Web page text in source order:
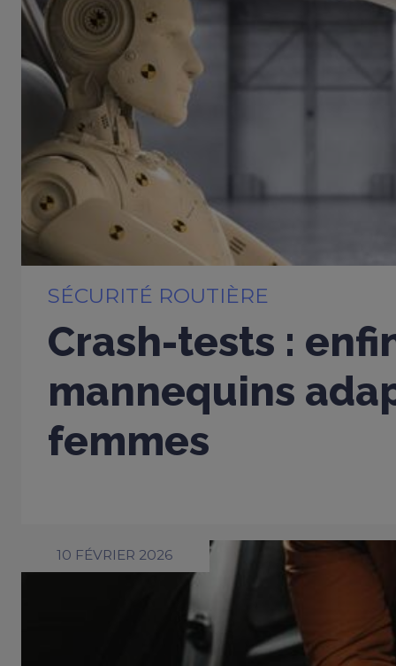
SÉCURITÉ ROUTIÈRE
Crash-tests :
mannequins
femmes
10 FÉVRIER 2026